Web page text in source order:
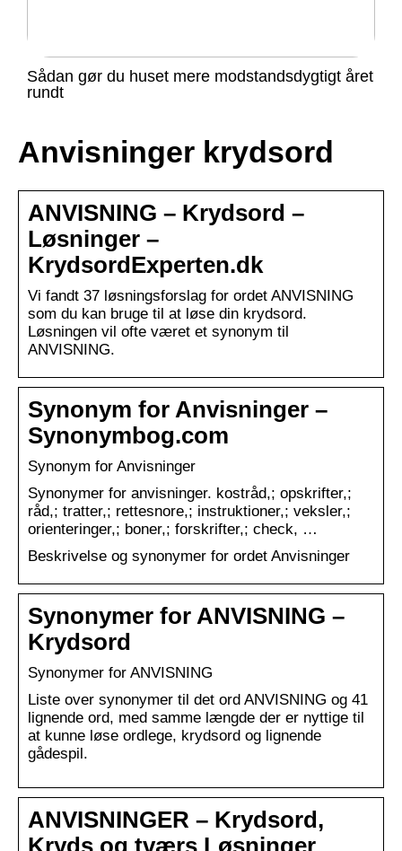
Sådan gør du huset mere modstandsdygtigt året
rundt
Anvisninger krydsord
ANVISNING – Krydsord –
Løsninger –
KrydsordExperten.dk
Vi fandt 37 løsningsforslag for ordet ANVISNING
som du kan bruge til at løse din krydsord.
Løsningen vil ofte været et synonym til
ANVISNING.
Synonym for Anvisninger –
Synonymbog.com
Synonym for Anvisninger
Synonymer for anvisninger. kostråd,; opskrifter,;
råd,; tratter,; rettesnore,; instruktioner,; veksler,;
orienteringer,; boner,; forskrifter,; check, …
Beskrivelse og synonymer for ordet Anvisninger
Synonymer for ANVISNING –
Krydsord
Synonymer for ANVISNING
Liste over synonymer til det ord ANVISNING og 41
lignende ord, med samme længde der er nyttige til
at kunne løse ordlege, krydsord og lignende
gådespil.
ANVISNINGER – Krydsord,
Kryds og tværs Løsninger